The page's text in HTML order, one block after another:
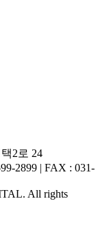
2로 24
2899 | FAX : 031-
All rights